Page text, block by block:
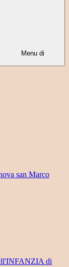
Menu di
san Marco
di